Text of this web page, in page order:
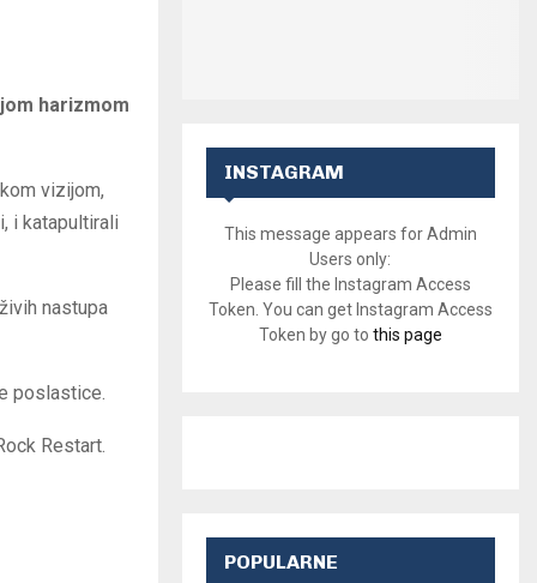
harizmom
vizijom,
i katapultirali
nastupa
poslastice.
Restart.
INSTAGRAM
This message appears for Admin
Users only:
Please fill the Instagram Access
Token. You can get Instagram Access
Token by go to this page
POPULARNE